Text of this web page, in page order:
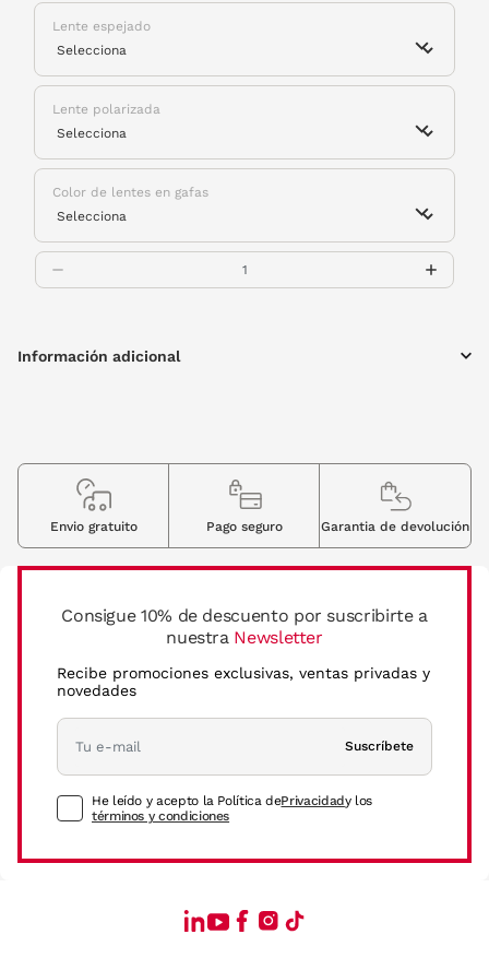
Lente espejado
Lente polarizada
Color de lentes en gafas
Información adicional
Consigue 10% de descuento por suscribirte a
nuestra Newsletter
Recibe promociones exclusivas, ventas privadas y
novedades
Suscríbete
He leído y acepto la Política dePrivacidady los
términos y condiciones
Envio gratuito Pago seguro Garantia de devolución